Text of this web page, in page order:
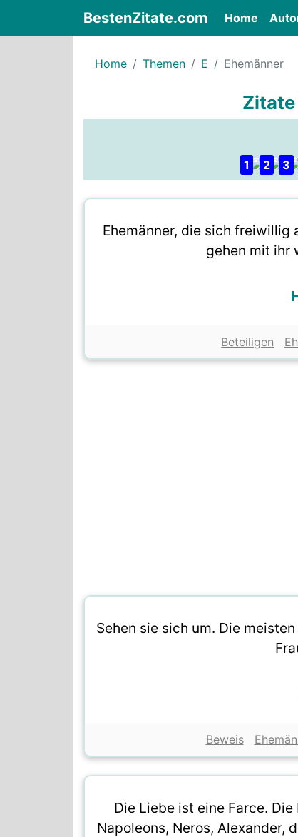
BestenZitate.com Home
Home Themen E Ehemänner
Zitate
1 2 3
Ehemänner, die sich freiwillig
gehen mit ihr
Beteiligen
Sehen sie sich um. Die
Beweis
Die Liebe ist eine Farce.
Napoleons, Neros, Alexander,